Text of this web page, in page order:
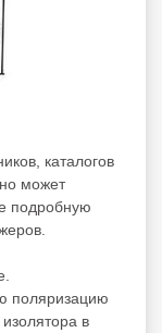
каталогов
может
подробную
поляризацию
в